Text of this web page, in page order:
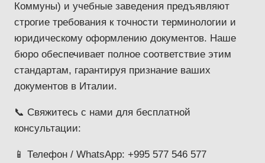
Коммуны) и учебные заведения предъявляют
строгие требования к точности терминологии и
юридическому оформлению документов. Наше
бюро обеспечивает полное соответствие этим
стандартам, гарантируя признание ваших
документов в Италии.
📞 Свяжитесь с нами для бесплатной
консультации:
📱 Телефон / WhatsApp: +995 577 546 577